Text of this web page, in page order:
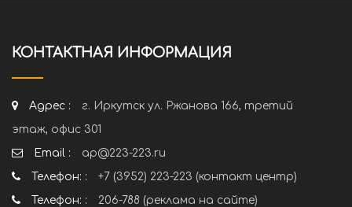
КОНТАКТНАЯ ИНФОРМАЦИЯ
Адрес :
г. Иркутск ул. Ржанова 166, третий
этаж, офис 301
Email :
ap@223-223.ru
Телефон: :
+7 (3952) 223-223 (контакт центр)
Телефон: :
206-788 (реклама на сайте)